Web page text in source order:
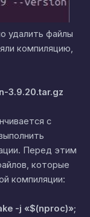
удалить файлы
компиляцию,
3.9.20.tar.gz
с
Перед этим
которые
компиляции:
-j «$(nproc)»;